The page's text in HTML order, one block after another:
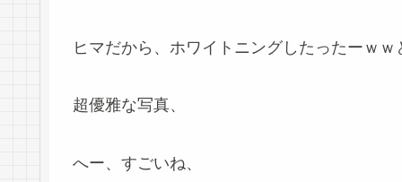
ヒマだから、ホワイトニングしたったーｗｗ
超優雅な写真、
へー、すごいね、